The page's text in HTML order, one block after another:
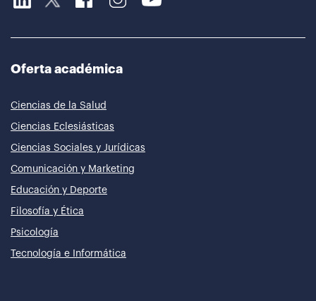
Oferta académica
Ciencias de la Salud
Ciencias Eclesiásticas
Ciencias Sociales y Jurídicas
Comunicación y Marketing
Educación y Deporte
Filosofía y Ética
Psicología
Tecnología e Informática